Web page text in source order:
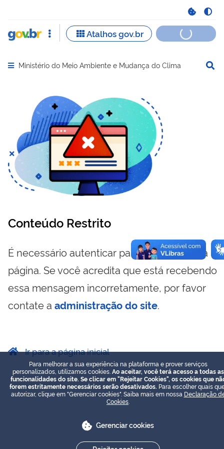
Abrir menu principal de navegação
Ministério do Meio Ambiente e Mudança do Clima
Conteúdo Restrito
É necessário autenticar para visualizar essa
página. Se você acredita que está recebendo
essa mensagem incorretamente, por favor
contate a administração do site.
Ir para a página inicial
Para melhorar a sua experiência na plataforma e prover serviços
personalizados, utilizamos cookies. Ao aceitar, você terá acesso a todas as
funcionalidades do site. Se clicar em "Rejeitar Cookies", os cookies que
forem estritamente necessários serão desativados. Para escolher quais
autorizar, clique em "Gerenciar cookies". Saiba mais em nossa Declaração
Cookies
Gerenciar cookies